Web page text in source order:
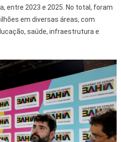
entre 2023 e 2025. No total, foram
em diversas áreas, com
saúde, infraestrutura e